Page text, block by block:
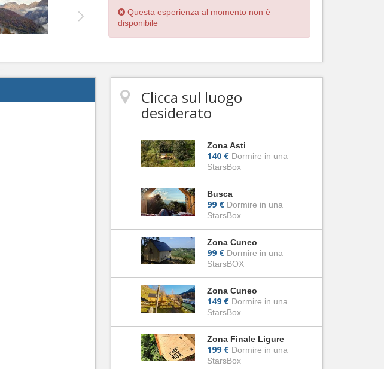
Questa esperienza al momento non è
disponibile
Clicca sul luogo
desiderato
Zona Asti
140 € Dormire in una
StarsBox
Busca
99 € Dormire in una
StarsBox
Zona Cuneo
99 € Dormire in una
StarsBOX
Zona Cuneo
149 € Dormire in una
StarsBox
Zona Finale Ligure
199 € Dormire in una
StarsBox